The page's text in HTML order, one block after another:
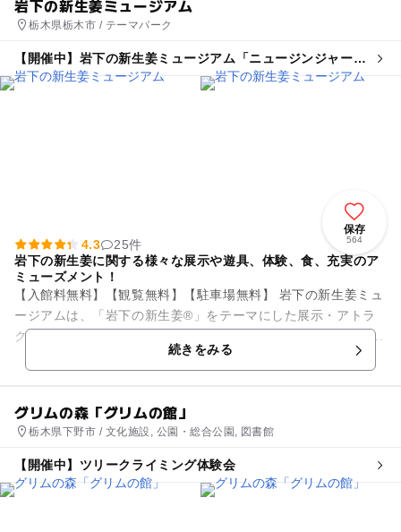
岩下の新生姜ミュージアム
栃木県栃木市 / テーマパーク
【開催中】岩下の新生姜ミュージアム「ニュージンジャーサ
マー2026」
保存
564
4.3
25件
岩下の新生姜に関する様々な展示や遊具、体験、食、充実のア
ミューズメント！
【入館料無料】【観覧無料】【駐車場無料】 岩下の新生姜ミュ
ージアムは、「岩下の新生姜®」をテーマにした展示・アトラ
クションが楽しめるピンクがいっぱいのミュージアムです。 高
続きをみる
グリムの森「グリムの館」
栃木県下野市 / 文化施設, 公園・総合公園, 図書館
【開催中】ツリークライミング体験会